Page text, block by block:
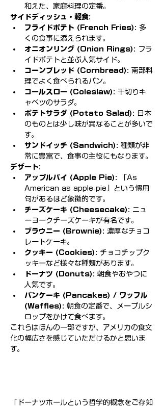
和えた、家庭料理の定番。
サイドディッシュ・軽食:
フライドポテト (French Fries): 多
くの食事に添えられます。
オニオンリング (Onion Rings): フラ
イドポテトと並ぶ人気サイド。
コーンブレッド (Cornbread): 南部料
理でよく食べられるパン。
コールスロー (Coleslaw): 千切りキ
ャベツのサラダ。
ポテトサラダ (Potato Salad): 日本
のものとは少し味が異なることが多いで
す。
サンドイッチ (Sandwich): 種類が非
常に豊富で、食事の主役にもなります。
デザート:
アップルパイ (Apple Pie): 「As
American as apple pie」という慣用
句があるほど象徴的です。
チーズケーキ (Cheesecake): ニュ
ーヨークチーズケーキが有名です。
ブラウニー (Brownie): 濃厚なチョコ
レートケーキ。
クッキー (Cookies): チョコチップク
ッキーなど様々な種類があります。
ドーナツ (Donuts): 朝食やおやつに
人気です。
パンケーキ (Pancakes) / ワッフル
(Waffles): 朝食の定番で、メープルシ
ロップをかけて食べます。
これらはほんの一部ですが、アメリカの食文
化の幅広さを感じていただけるかと思いま
す。
「ドーナツホールという哲学的概念をご存知